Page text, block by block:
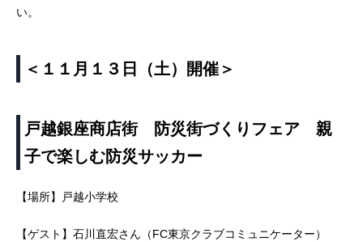
い。
＜１１月１３日（土）開催＞
戸越銀座商店街 防災街づくりフェア 親
子で楽しむ防災サッカー
【場所】戸越小学校
【ゲスト】石川直宏さん（FC東京クラブコミュニケーター）